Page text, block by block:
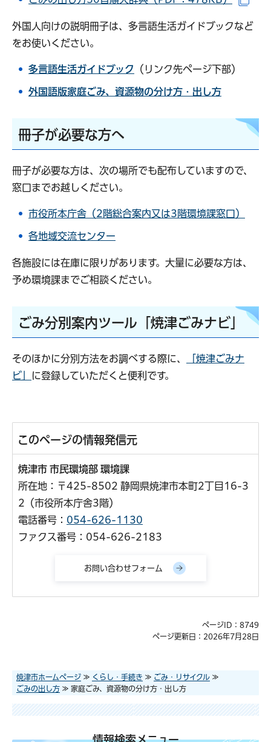
外国人向けの説明冊子は、多言語生活ガイドブックなど
をお使いください。
多言語生活ガイドブック （リンク先ページ下部）
外国語版家庭ごみ、資源物の分け方・出し方
冊子が必要な方へ
冊子が必要な方は、次の場所でも配布していますので、
窓口までお越しください。
市役所本庁舎（2階総合案内又は3階環境課窓口）
各地域交流センター
各施設には在庫に限りがあります。大量に必要な方は、
予め環境課までご相談ください。
ごみ分別案内ツール「焼津ごみナビ」
そのほかに分別方法をお調べする際に、
「焼津ごみナ
ビ」
に登録していただくと便利です。
このページの情報発信元
焼津市 市民環境部 環境課
所在地：〒425-8502 静岡県焼津市本町2丁目16-3
2（市役所本庁舎3階）
電話番号： 054-626-1130
ファクス番号：054-626-2183
ページID：8749
ページ更新日：2026年7月28日
焼津市ホームページ ≫ くらし・手続き ≫ ごみ・リサイクル ≫
ごみの出し方 ≫ 家庭ごみ、資源物の分け方・出し方
情報検索メニュー